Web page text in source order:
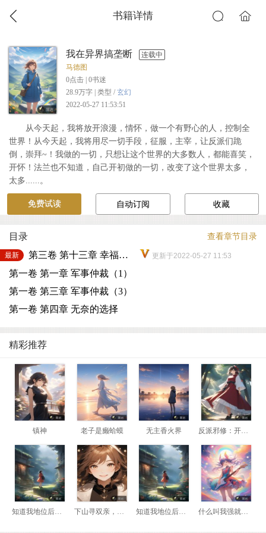
书籍详情
我在异界搞垄断
连载中
马德图
0点击 | 0书迷
28.9万字 | 类型 / 玄幻
2022-05-27 11:53:51
从今天起，我将放开浪漫，情怀，做一个有野心的人，控制全
世界！从今天起，我将用尽一切手段，征服，主宰，让反派们跪
倒，崇拜~！我做的一切，只想让这个世界的大多数人，都能喜笑，
开怀！法兰也不知道，自己开初做的一切，改变了这个世界太多，
太多......。
免费试读 自动订阅 收藏
目录 查看章节目录
最新 第三卷 第十三章 幸福生活的模板（下） 更新于2022-05-27 11:53
第一卷 第一章 军事仲裁（1）
第一卷 第三章 军事仲裁（3）
第一卷 第四章 无奈的选择
精彩推荐
镇神 老子是癞蛤蟆 无主香火界 反派邪修：开局我是瘸腿老头
知道我地位后，前妻悔哭了 下山寻双亲，我靠相术断生死！ 知道我地位后，前妻悔哭了 什么叫我强就该死？那我换到妖兽阵营！